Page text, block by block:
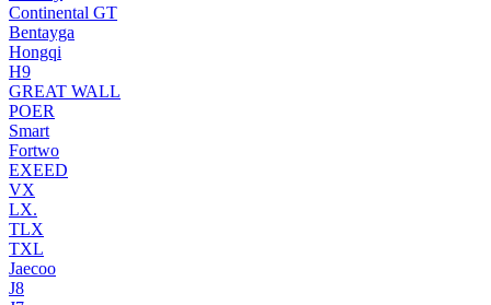
Continental GT
Bentayga
Hongqi
H9
GREAT WALL
POER
Smart
Fortwo
EXEED
VX
LX.
TLX
TXL
Jaecoo
J8